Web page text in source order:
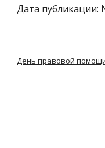
Дата публикации:
День правовой